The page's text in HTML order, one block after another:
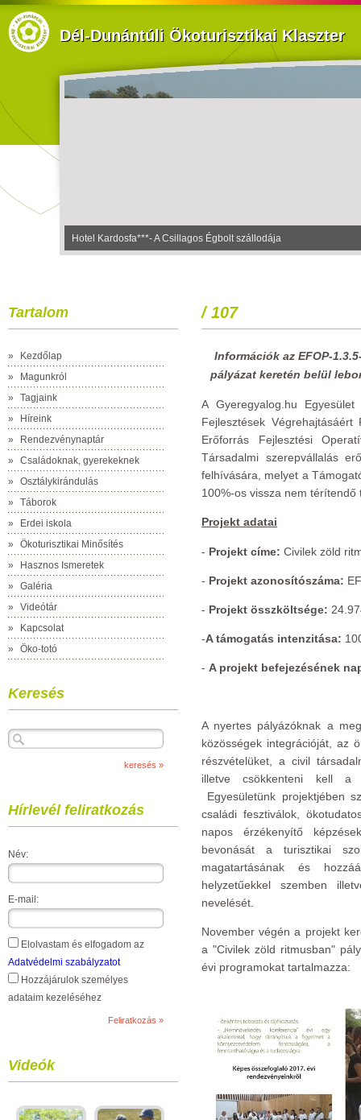
Dél-Dunántúli Ökoturisztikai Klaszter
Hotel Kardosfa***- A Csillagos Égbolt szállodája
Tartalom
»
Kezdőlap
»
Magunkról
»
Tagjaink
»
Híreink
»
Rendezvénynaptár
»
Családoknak, gyerekeknek
»
Osztálykirándulás
»
Táborok
»
Erdei iskola
»
Ökoturisztikai Minősítés
»
Hasznos Ismeretek
»
Galéria
»
Videótár
»
Kapcsolat
»
Öko-totó
Keresés
Hírlevél feliratkozás
Név:
E-mail:
Elolvastam és elfogadom az
Adatvédelmi szabályzatot
Hozzájárulok személyes
adataim kezeléséhez
Videók
/ 107
Információk az EFOP-
pályázat keretén belül
A Gyeregyalog.hu
Fejlesztések
Erőforrás Fejlesztési
Társadalmi szerepvállalás
felhívására, melyet a
100%-os vissza nem
Projekt adatai
- Projekt címe: Civilek zöld
- Projekt azonosítószáma:
- Projekt összköltsége:
-A támogatás intenzitása:
- A projekt befejezésének
A nyertes pályázóknak a
közösségek integrációját, az
részvételüket, a civil
illetve csökkenteni kell a
Egyesületünk projektjében
családi fesztiválok,
napos érzékenyítő
bevonását a turisztikai
magatartásának és
helyzetűekkel szemben
nevelését.
November végén a projekt
a "Civilek zöld ritmusban"
évi programokat tartalmazza: